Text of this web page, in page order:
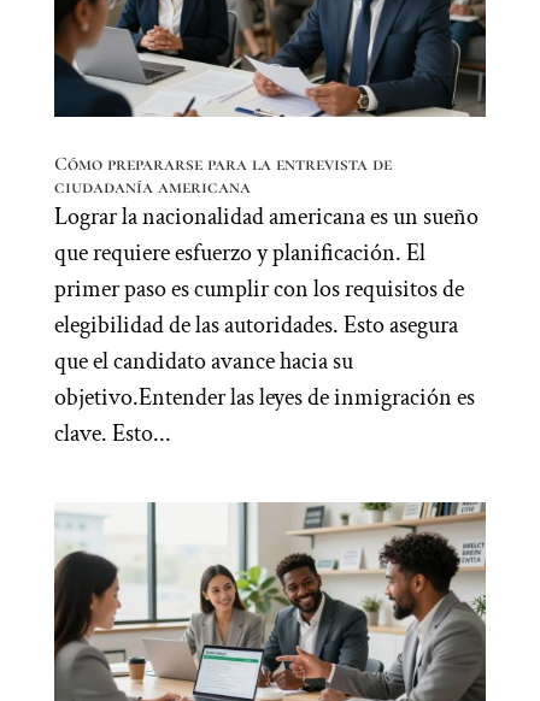
Cómo prepararse para la entrevista de
ciudadanía americana
Lograr la nacionalidad americana es un sueño
que requiere esfuerzo y planificación. El
primer paso es cumplir con los requisitos de
elegibilidad de las autoridades. Esto asegura
que el candidato avance hacia su
objetivo.Entender las leyes de inmigración es
clave. Esto...